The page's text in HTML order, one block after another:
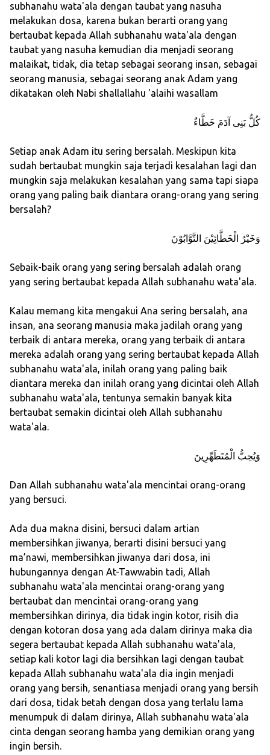
subhanahu wata'ala dengan taubat yang nasuha
melakukan dosa, karena bukan berarti orang yang
bertaubat kepada Allah subhanahu wata'ala dengan
taubat yang nasuha kemudian dia menjadi seorang
malaikat, tidak, dia tetap sebagai seorang insan, sebagai
seorang manusia, sebagai seorang anak Adam yang
dikatakan oleh Nabi shallallahu 'alaihi wasallam
كُلُّ بَنِى آدَمَ خَطَّاءٌ
Setiap anak Adam itu sering bersalah. Meskipun kita
sudah bertaubat mungkin saja terjadi kesalahan lagi dan
mungkin saja melakukan kesalahan yang sama tapi siapa
orang yang paling baik diantara orang-orang yang sering
bersalah?
وَخَيْرُ الْخَطَّائِيْنَ التَّوَّابُوْنَ
Sebaik-baik orang yang sering bersalah adalah orang
yang sering bertaubat kepada Allah subhanahu wata'ala.
Kalau memang kita mengakui Ana sering bersalah, ana
insan, ana seorang manusia maka jadilah orang yang
terbaik di antara mereka, orang yang terbaik di antara
mereka adalah orang yang sering bertaubat kepada Allah
subhanahu wata'ala, inilah orang yang paling baik
diantara mereka dan inilah orang yang dicintai oleh Allah
subhanahu wata'ala, tentunya semakin banyak kita
bertaubat semakin dicintai oleh Allah subhanahu
wata'ala.
وَيُحِبُّ الْمُتَطَهِّرِينَ
Dan Allah subhanahu wata'ala mencintai orang-orang
yang bersuci.
Ada dua makna disini, bersuci dalam artian
membersihkan jiwanya, berarti disini bersuci yang
ma’nawi, membersihkan jiwanya dari dosa, ini
hubungannya dengan At-Tawwabin tadi, Allah
subhanahu wata'ala mencintai orang-orang yang
bertaubat dan mencintai orang-orang yang
membersihkan dirinya, dia tidak ingin kotor, risih dia
dengan kotoran dosa yang ada dalam dirinya maka dia
segera bertaubat kepada Allah subhanahu wata'ala,
setiap kali kotor lagi dia bersihkan lagi dengan taubat
kepada Allah subhanahu wata'ala dia ingin menjadi
orang yang bersih, senantiasa menjadi orang yang bersih
dari dosa, tidak betah dengan dosa yang terlalu lama
menumpuk di dalam dirinya, Allah subhanahu wata'ala
cinta dengan seorang hamba yang demikian orang yang
ingin bersih.